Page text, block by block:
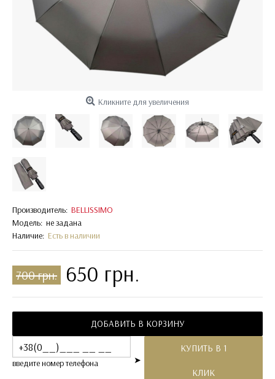
Кликните для увеличения
Производитель: BELLISSIMO
Модель: не задана
Наличие: Есть в наличии
700 грн. 650 грн.
ДОБАВИТЬ В КОРЗИНУ
введите номер телефона ➤
КУПИТЬ В 1
КЛИК